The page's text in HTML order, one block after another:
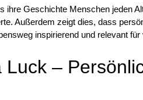
ihre Geschichte Menschen jeden
Außerdem zeigt dies, dass
inspirierend und relevant
Luck –